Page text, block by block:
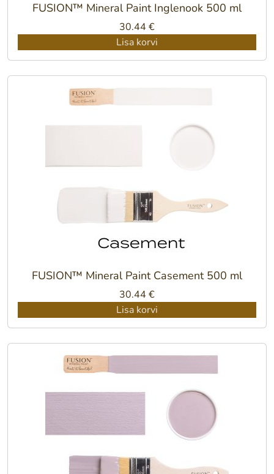
FUSION™ Mineral Paint Inglenook 500 ml
30.44 €
Lisa korvi
FUSION™ Mineral Paint Casement 500 ml
30.44 €
Lisa korvi